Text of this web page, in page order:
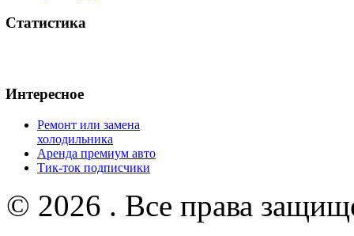
Статистика
Интересное
Ремонт или замена
холодильника
Аренда премиум авто
Тик-ток подписчики
© 2026 . Все права